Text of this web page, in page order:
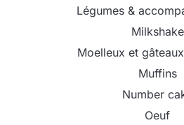
Légumes &
Milkshake
Moelleux et
Muffins
Number
Oeuf